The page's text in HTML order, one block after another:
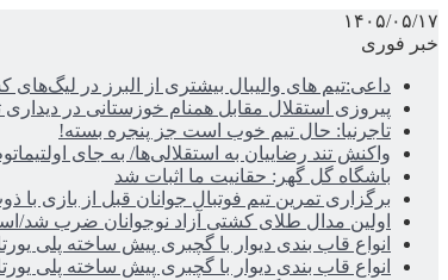
۱۴۰۵/۰۵/۱۷
خبر فوری
داعی:تیم های والیبال بیشتری از البرز در
پیروزی استقلال مقابل همنام خوزستانی در دیداری
تاجرنیا: حال تیم خوب است جز پنجره بسته!
واکنش تند رضاییان به استقلالی‌ها/ به جای
باشگاه گل گهر: حقانیت ما اثبات شد
برگزاری تمرین تیم فوتبال جوانان قبل از بازی با
اولین مدال طلای کشتی آزاد نوجوانان ضرب شد/
انواع قاب بندی دیوار با گچبری پیش ساخته پلی
انواع قاب بندی دیوار با گچبری پیش ساخته پلی